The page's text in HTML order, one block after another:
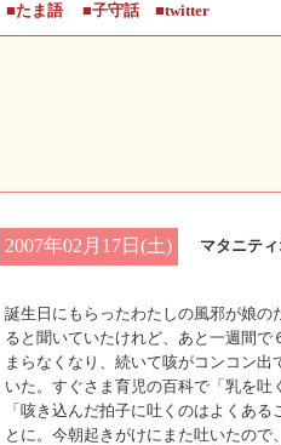
■たま語 ■子守話 ■twitter
2007年02月17日(土) マタニテ
誕生日にもらったわたしの風邪が娘
ると聞いていたけれど、あと一週間
まらなくなり、続いて咳がコンコン
いた。すぐさま育児の百科で「乳を吐
「咳き込んだ拍子に吐くのはよくあ
とに。今朝起きがけにまた吐いたの